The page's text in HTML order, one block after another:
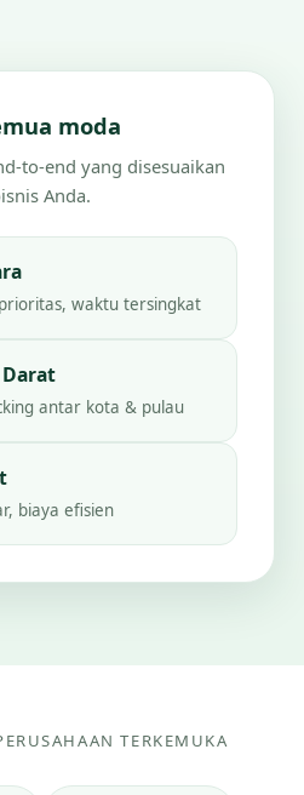
moda
to-end yang disesuaikan
Anda.
waktu tersingkat
antar kota & pulau
biaya efisien
TERKEMUKA